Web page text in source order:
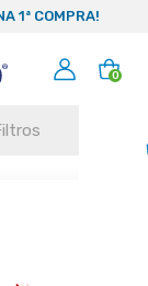
1ª COMPRA!
0